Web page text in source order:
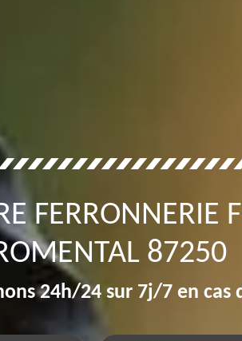
FERRONNERIE
87250
24h/24 sur 7j/7 en cas